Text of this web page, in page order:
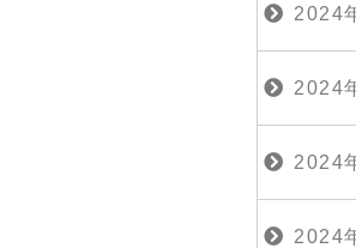
2024
2024
2024
2024